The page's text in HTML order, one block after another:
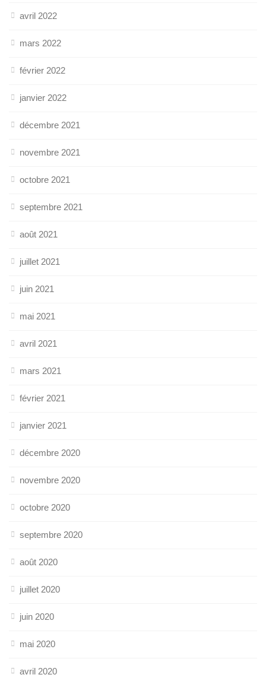
avril 2022
mars 2022
février 2022
janvier 2022
décembre 2021
novembre 2021
octobre 2021
septembre 2021
août 2021
juillet 2021
juin 2021
mai 2021
avril 2021
mars 2021
février 2021
janvier 2021
décembre 2020
novembre 2020
octobre 2020
septembre 2020
août 2020
juillet 2020
juin 2020
mai 2020
avril 2020